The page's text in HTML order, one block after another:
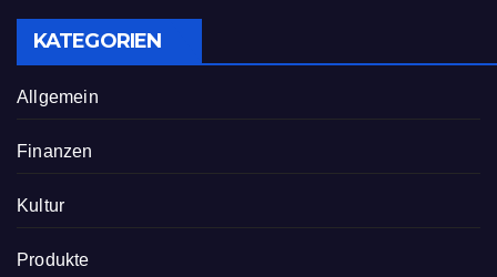
KATEGORIEN
Allgemein
Finanzen
Kultur
Produkte